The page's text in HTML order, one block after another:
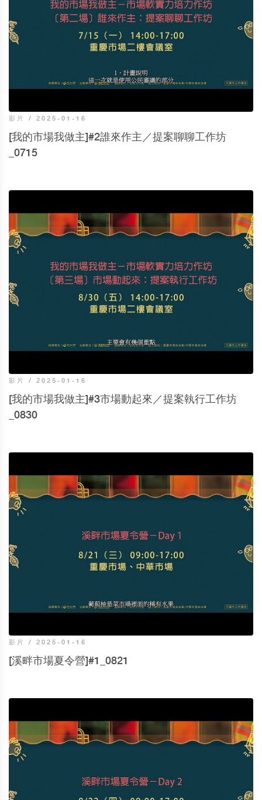
影片 / 2025-01-16
[我的市場我做主]#2誰來作主／提案聊聊工作坊
_0715
影片 / 2025-01-16
[我的市場我做主]#3市場動起來／提案執行工作坊
_0830
影片 / 2025-01-16
[溪畔市場夏令營]#1_0821